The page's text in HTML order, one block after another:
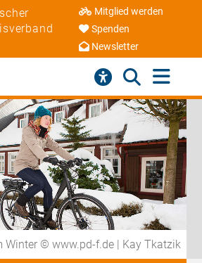
Mitglied werden
Spenden
Newsletter
Winter © www.pd-f.de | Kay Tkatzik